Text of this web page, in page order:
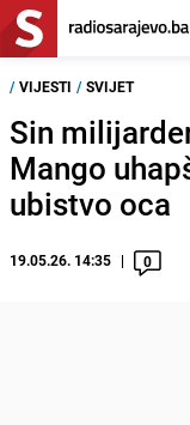
/ VIJESTI / SVIJET
Sin
Mango
ubistvo oca
19.05.26. 14:35 0